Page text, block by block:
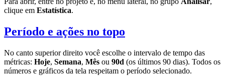
clique em Estatística.
Período e ações no topo
No canto superior direito você escolhe o intervalo de tempo das
métricas: Hoje, Semana, Mês ou 90d (os últimos 90 dias). Todos os
números e gráficos da tela respeitam o período selecionado.